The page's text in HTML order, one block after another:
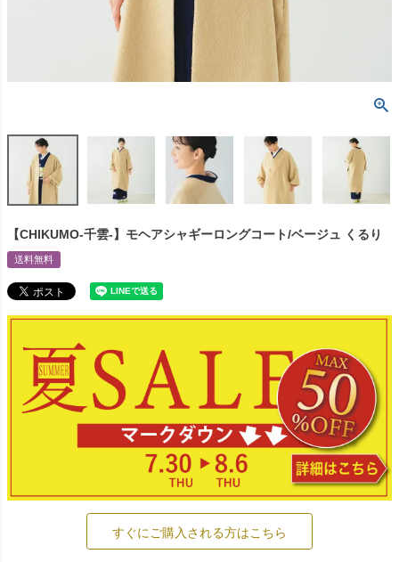
【CHIKUMO-千雲-】モヘアシャギーロングコート/ベージュ くるり
送料無料
すぐにご購入される方はこちら